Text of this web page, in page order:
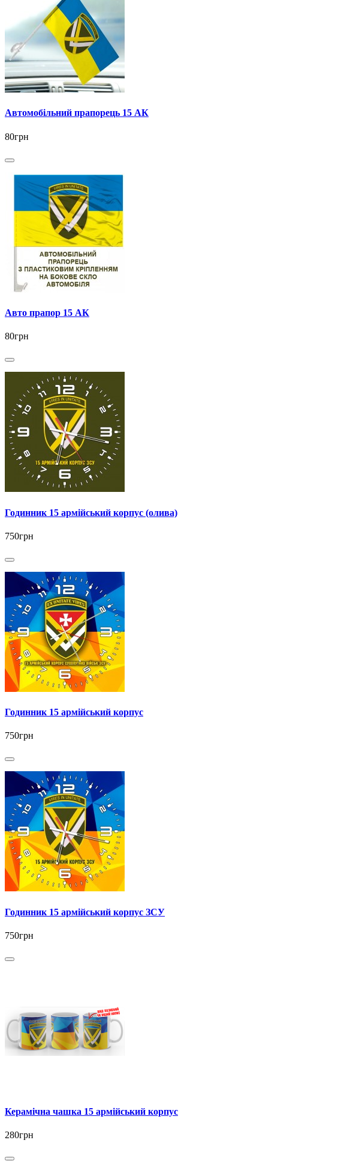
Автомобільний прапорець 15 АК
80грн
Авто прапор 15 АК
80грн
Годинник 15 армійський корпус (олива)
750грн
Годинник 15 армійський корпус
750грн
Годинник 15 армійський корпус ЗСУ
750грн
Керамічна чашка 15 армійський корпус
280грн